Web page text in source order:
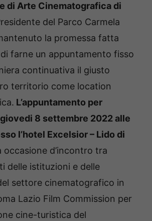
di Arte Cinematografica di
del Parco Carmela
la promessa fatta
di farne un appuntamento fisso
continuativa il giusto
territorio come location
L’appuntamento per
giovedi 8 settembre 2022 alle
l’hotel Excelsior – Lido di
occasione d’incontro tra
delle istituzioni e delle
settore cinematografico in
Lazio Film Commission per
cine-turistica del